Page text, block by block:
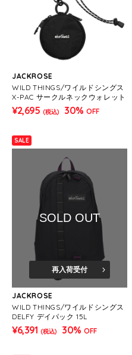
JACKROSE
WILD THINGS/ワイルドシングス
X-PAC サークルネックウォレット
¥2,695 (税込) 30% OFF
SALE
SOLD OUT
再入荷受付
JACKROSE
WILD THINGS/ワイルドシングス
DELFY デイパック 15L
¥6,391 (税込) 30% OFF